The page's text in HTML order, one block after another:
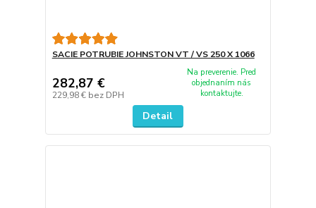
SACIE POTRUBIE JOHNSTON VT / VS 250 X 1066
282,87 €
229,98 € bez DPH
Na preverenie. Pred
objednaním nás
kontaktujte.
Detail